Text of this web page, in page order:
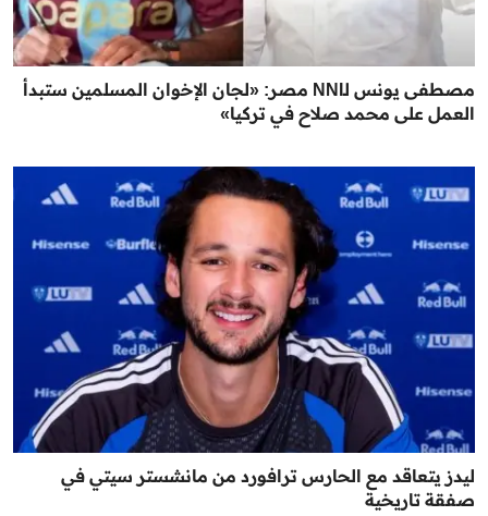
مصطفى يونس لـNNI مصر: «لجان الإخوان المسلمين ستبدأ
العمل على محمد صلاح في تركيا»
ليدز يتعاقد مع الحارس ترافورد من مانشستر سيتي في
صفقة تاريخية